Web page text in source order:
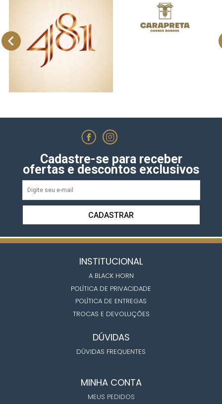
Cadastre-se para receber
ofertas e descontos exclusivos
CADASTRAR
INSTITUCIONAL
A BLACK HORN
POLÍTICA DE PRIVACIDADE
POLÍTICA DE ENTREGAS
TROCAS E DEVOLUÇÕES
DÚVIDAS
DÚVIDAS FREQUENTES
MINHA CONTA
MEUS PEDIDOS